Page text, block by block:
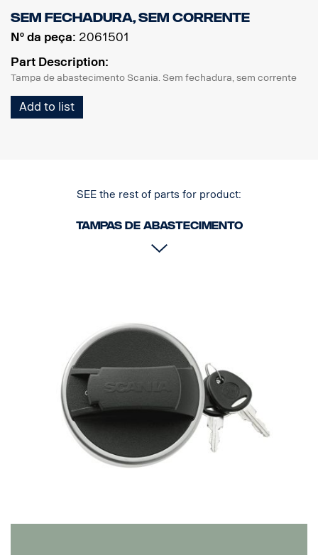
Sem fechadura, sem corrente
Nº da peça: 2061501
Part Description:
Tampa de abastecimento Scania. Sem fechadura, sem corrente
Add to list
SEE the rest of parts for product:
Tampas de abastecimento